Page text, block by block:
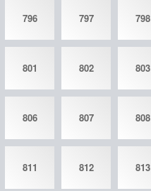
796 797 798
801 802 803
806 807 808
811 812 813